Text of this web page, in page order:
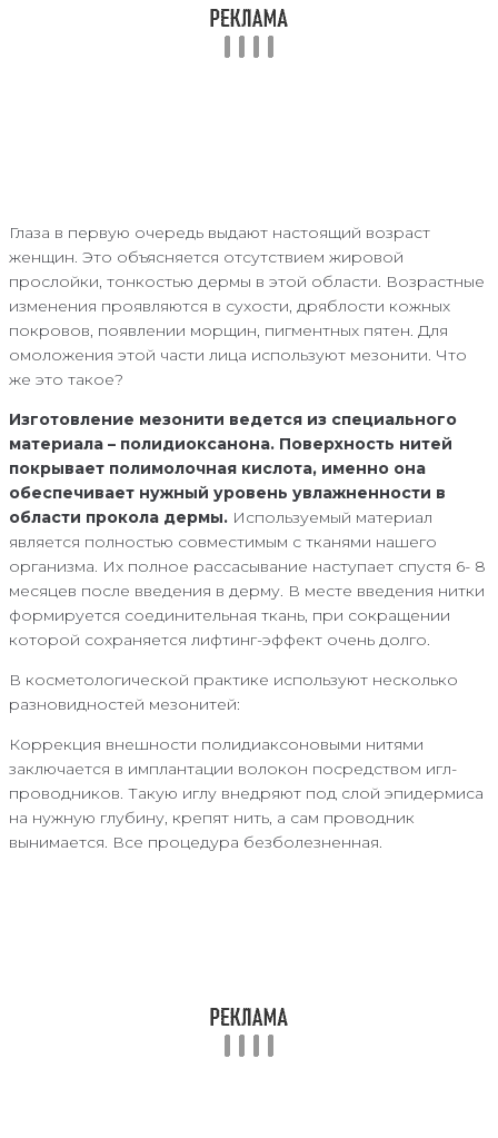
Глаза в первую очередь выдают настоящий возраст
женщин. Это объясняется отсутствием жировой
прослойки, тонкостью дермы в этой области. Возрастные
изменения проявляются в сухости, дряблости кожных
покровов, появлении морщин, пигментных пятен. Для
омоложения этой части лица используют мезонити. Что
же это такое?
Изготовление мезонити ведется из специального
материала – полидиоксанона. Поверхность нитей
покрывает полимолочная кислота, именно она
обеспечивает нужный уровень увлажненности в
области прокола дермы. Используемый материал
является полностью совместимым с тканями нашего
организма. Их полное рассасывание наступает спустя 6- 8
месяцев после введения в дерму. В месте введения нитки
формируется соединительная ткань, при сокращении
которой сохраняется лифтинг-эффект очень долго.
В косметологической практике используют несколько
разновидностей мезонитей:
Коррекция внешности полидиаксоновыми нитями
заключается в имплантации волокон посредством игл-
проводников. Такую иглу внедряют под слой эпидермиса
на нужную глубину, крепят нить, а сам проводник
вынимается. Все процедура безболезненная.